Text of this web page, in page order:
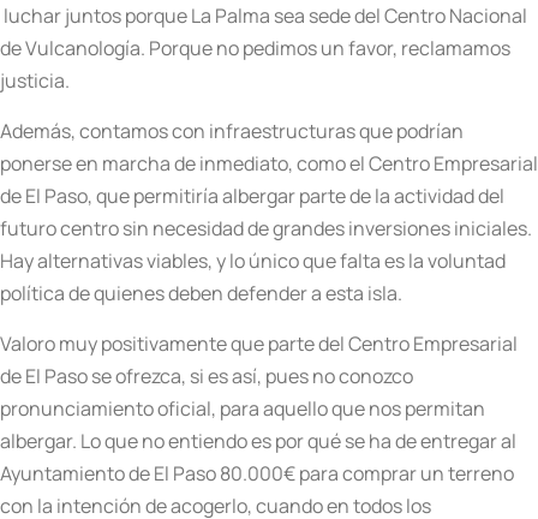
luchar juntos porque La Palma sea sede del Centro Nacional
de Vulcanología. Porque no pedimos un favor, reclamamos
justicia.
Además, contamos con infraestructuras que podrían
ponerse en marcha de inmediato, como el Centro Empresarial
de El Paso, que permitiría albergar parte de la actividad del
futuro centro sin necesidad de grandes inversiones iniciales.
Hay alternativas viables, y lo único que falta es la voluntad
política de quienes deben defender a esta isla.
Valoro muy positivamente que parte del Centro Empresarial
de El Paso se ofrezca, si es así, pues no conozco
pronunciamiento oficial, para aquello que nos permitan
albergar. Lo que no entiendo es por qué se ha de entregar al
Ayuntamiento de El Paso 80.000€ para comprar un terreno
con la intención de acogerlo, cuando en todos los